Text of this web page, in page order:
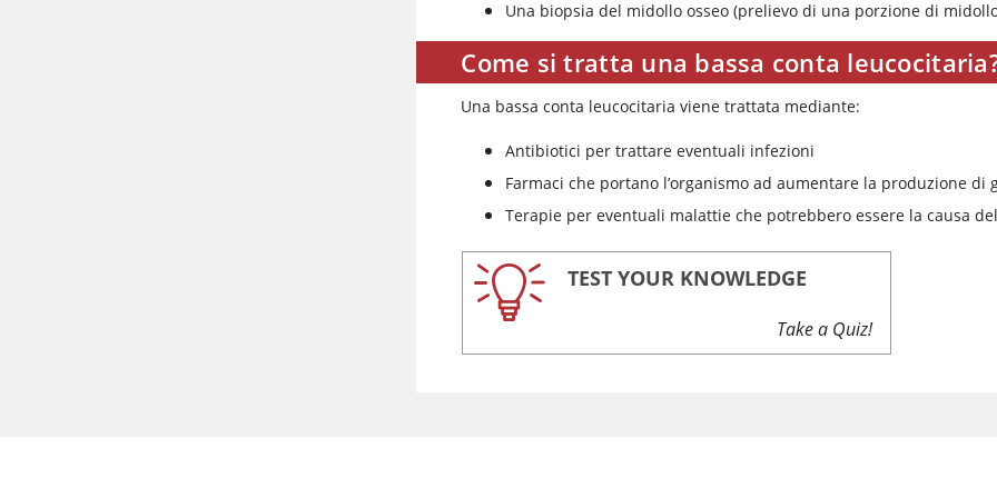
Una biopsia del midollo osseo (prelievo di una porzione di
Come si tratta una bassa conta
Una bassa conta leucocitaria viene trattata mediante:
Antibiotici per trattare eventuali infezioni
Farmaci che portano l’organismo ad aumentare la produzione di
Terapie per eventuali malattie che potrebbero essere la causa
TEST YOUR KNOWLEDGE
Take a Quiz!